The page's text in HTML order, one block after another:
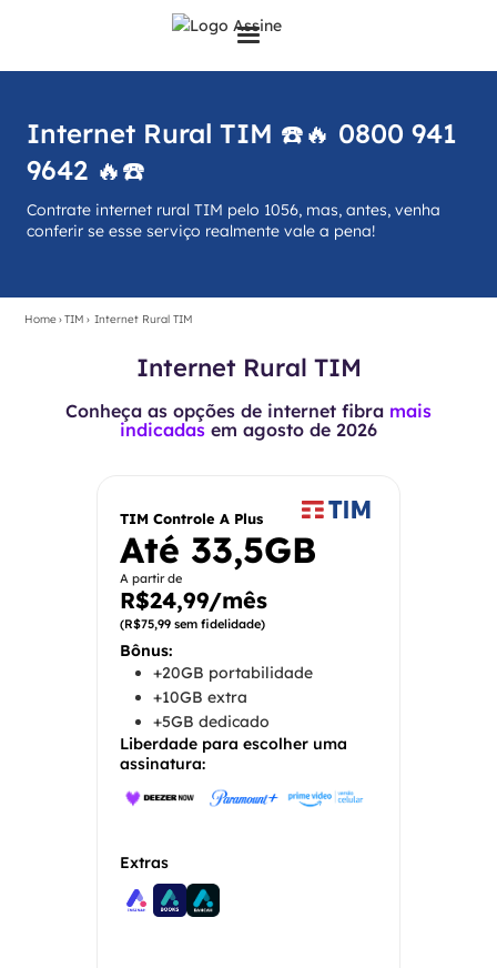
Internet Rural TIM ☎️🔥 0800 941
9642 🔥☎️
Contrate internet rural TIM pelo 1056, mas, antes, venha
conferir se esse serviço realmente vale a pena!
Home›TIM › Internet Rural TIM
Internet Rural TIM
Conheça as opções de internet fibra mais
indicadas em agosto de 2026
TIM Controle A Plus
Até 33,5GB
A partir de
R$24,99/mês
(R$75,99 sem fidelidade)
Bônus:
+20GB portabilidade
+10GB extra
+5GB dedicado
Liberdade para escolher uma
assinatura:
Extras